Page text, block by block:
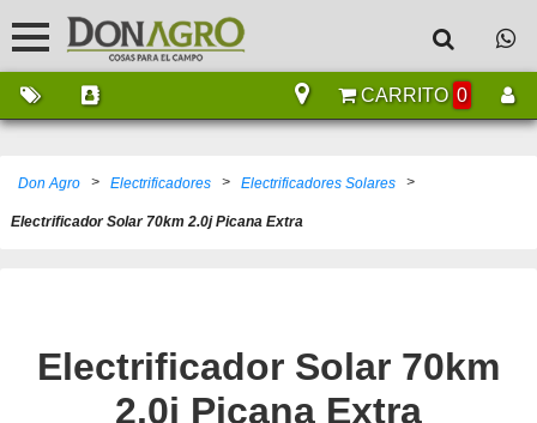
CARRITO 0
Don Agro > Electrificadores > Electrificadores Solares >
Electrificador Solar 70km 2.0j Picana Extra
Electrificador Solar 70km
2.0j Picana Extra